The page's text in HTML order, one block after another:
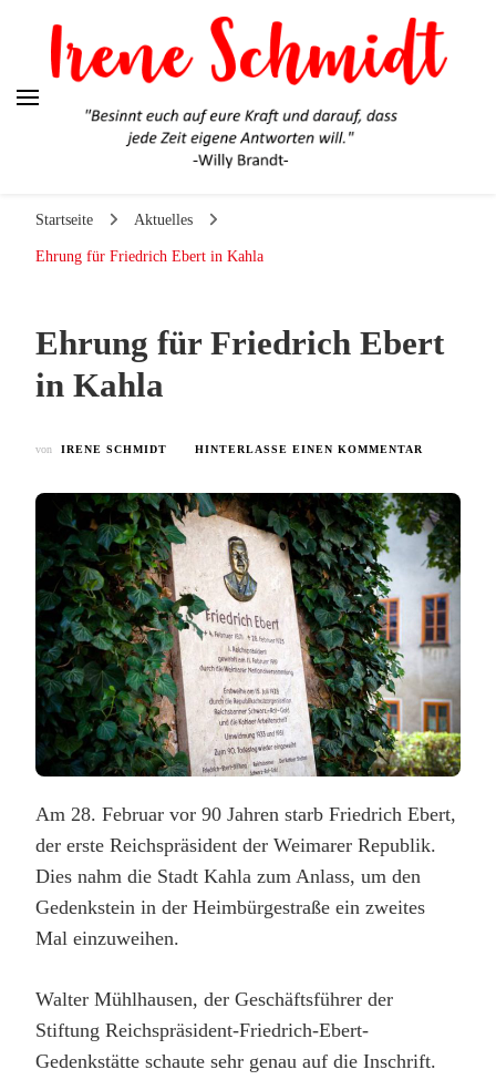
Startseite Aktuelles
Ehrung für Friedrich Ebert in Kahla
Ehrung für Friedrich Ebert
in Kahla
von IRENE SCHMIDT HINTERLASSE EINEN KOMMENTAR
FRIEDRICH
EBERT
IN
KAHLA
Am 28. Februar vor 90 Jahren starb Friedrich Ebert,
der erste Reichspräsident der Weimarer Republik.
Dies nahm die Stadt Kahla zum Anlass, um den
Gedenkstein in der Heimbürgestraße ein zweites
Mal einzuweihen.
Walter Mühlhausen, der Geschäftsführer der
Stiftung Reichspräsident-Friedrich-Ebert-
Gedenkstätte schaute sehr genau auf die Inschrift.